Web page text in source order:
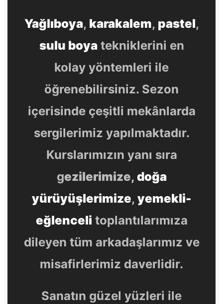
Yağlıboya, karakalem, pastel,
sulu boyatekniklerini en
kolay yöntemleri ile
öğrenebilirsiniz. Sezon
içerisinde çeşitli mekânlarda
sergilerimiz yapılmaktadır.
Kurslarımızın yanı sıra
gezilerimize, doğa
yürüyüşlerimize, yemekli-
eğlenceli toplantılarımıza
dileyen tüm arkadaşlarımız ve
misafirlerimiz daverlidir.
Sanatın güzel yüzleri ile